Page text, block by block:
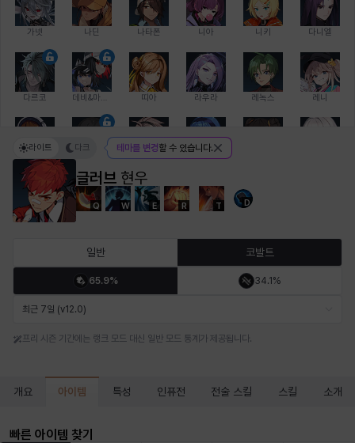
가넷 나딘 나타폰 니아 니키 다니엘
다르코 띠아 라우라 레녹스 레니
레온 루크 르노어
바바라 버니스 블레어
글러브 현우
Q W E R T D
라이트 다크 테마를 변경할 수 있습니다.
일반 코발트
65.9% 34.1%
최근 7일 (v12.0)
프리 시즌 기간에는 랭크 모드 대신 일반 모드 통계가 제공됩니다.
개요 아이템 특성 인퓨전 전술 스킬 스킬 소개
빠른 아이템 찾기